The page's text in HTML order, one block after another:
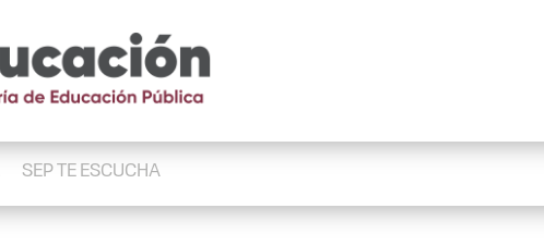
SEP TE ESCUCHA